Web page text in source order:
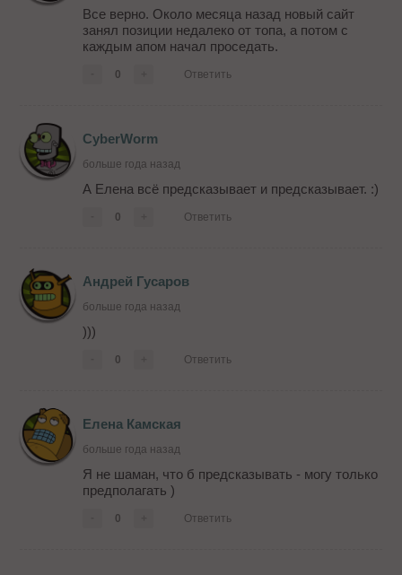
Все верно. Около месяца назад новый сайт
занял позиции недалеко от топа, а потом с
каждым апом начал проседать.
0 Ответить
CyberWorm
больше года назад
А Елена всё предсказывает и предсказывает. :)
0 Ответить
Андрей Гусаров
больше года назад
)))
0 Ответить
Елена Камская
больше года назад
Я не шаман, что б предсказывать - могу только
предполагать )
0 Ответить